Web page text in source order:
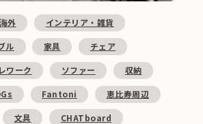
海外 インテリア・雑貨
ル 家具 チェア
ワーク ソファー 収納
Fantoni 恵比寿周辺
文具 CHATboard